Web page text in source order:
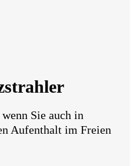
Sie auch in
Aufenthalt im Freien